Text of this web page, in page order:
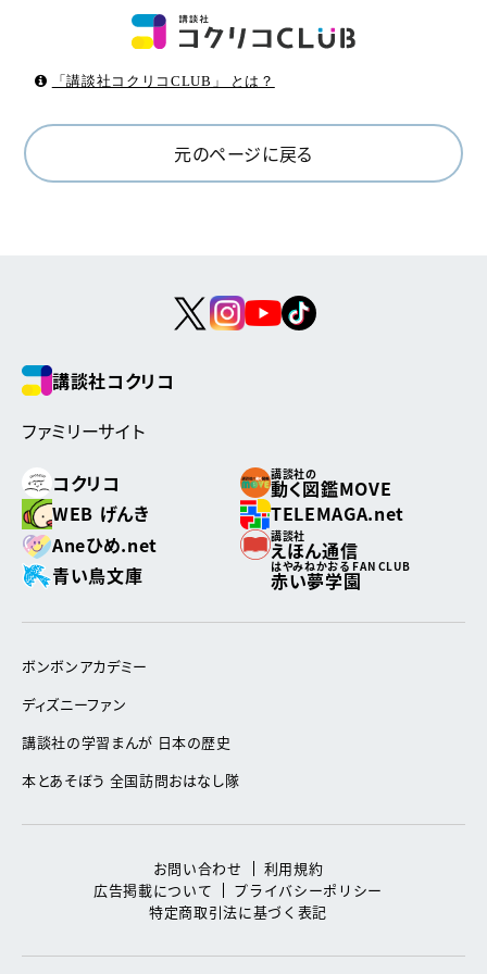
「講談社コクリコCLUB」 とは？
元のページに戻る
講談社コクリコ
ファミリーサイト
コクリコ
講談社の
動く図鑑MOVE
WEB げんき
TELEMAGA.net
Aneひめ.net
講談社
えほん通信
青い鳥文庫
はやみねかおる FAN CLUB
赤い夢学園
ボンボンアカデミー
ディズニーファン
講談社の学習まんが 日本の歴史
本とあそぼう 全国訪問おはなし隊
お問い合わせ
利用規約
広告掲載について
プライバシーポリシー
特定商取引法に基づく表記